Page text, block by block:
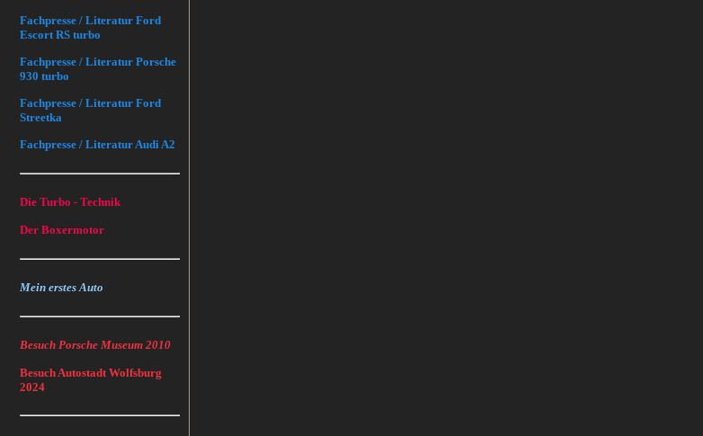
Fachpresse / Literatur Ford
Escort RS turbo
Fachpresse / Literatur Porsche
930 turbo
Fachpresse / Literatur Ford
Streetka
Fachpresse / Literatur Audi A2
Die Turbo - Technik
Der Boxermotor
Mein erstes Auto
Besuch Porsche Museum 2010
Besuch Autostadt Wolfsburg
2024